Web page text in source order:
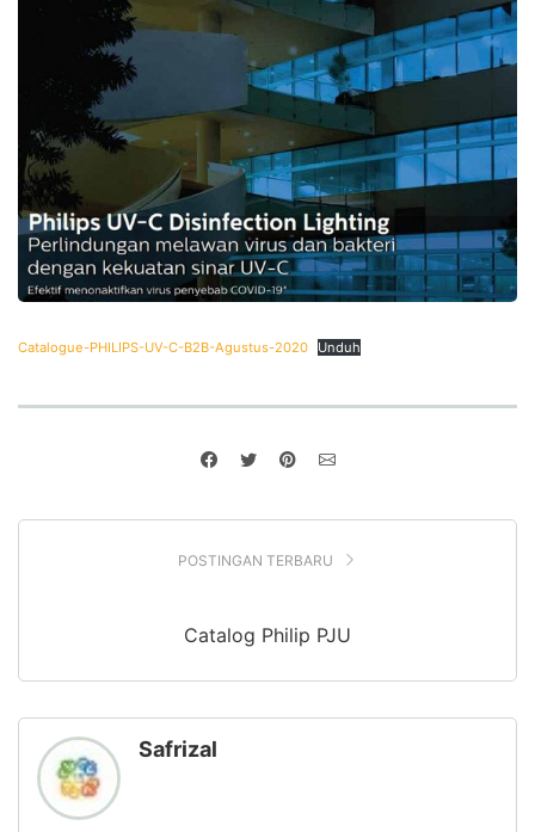
Catalogue-PHILIPS-UV-C-B2B-Agustus-2020 Unduh
POSTINGAN TERBARU
Catalog Philip PJU
Safrizal